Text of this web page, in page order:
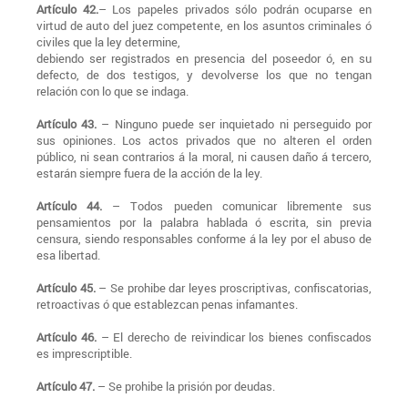
Artículo 42.– Los papeles privados sólo podrán ocuparse en
virtud de auto del juez competente, en los asuntos criminales ó
civiles que la ley determine,
debiendo ser registrados en presencia del poseedor ó, en su
defecto, de dos testigos, y devolverse los que no tengan
relación con lo que se indaga.
Artículo 43. – Ninguno puede ser inquietado ni perseguido por
sus opiniones. Los actos privados que no alteren el orden
público, ni sean contrarios á la moral, ni causen daño á tercero,
estarán siempre fuera de la acción de la ley.
Artículo 44. – Todos pueden comunicar libremente sus
pensamientos por la palabra hablada ó escrita, sin previa
censura, siendo responsables conforme á la ley por el abuso de
esa libertad.
Artículo 45.– Se prohibe dar leyes proscriptivas, confiscatorias,
retroactivas ó que establezcan penas infamantes.
Artículo 46.– El derecho de reivindicar los bienes confiscados
es imprescriptible.
Artículo 47. – Se prohibe la prisión por deudas.